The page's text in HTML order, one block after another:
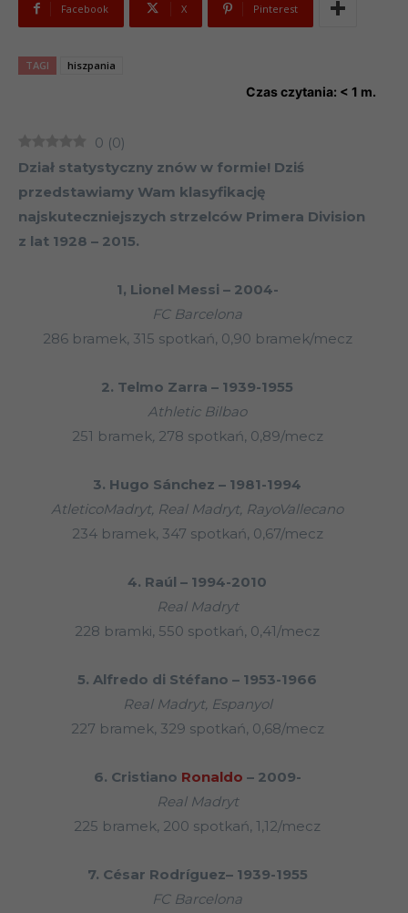
Facebook X Pinterest
TAGI hiszpania
Czas czytania: < 1 m.
0 (0)
Dział statystyczny znów w formie! Dziś
przedstawiamy Wam klasyfikację
najskuteczniejszych strzelców Primera Division
z lat 1928 – 2015.
1, Lionel Messi – 2004-
FC Barcelona
286 bramek, 315 spotkań, 0,90 bramek/mecz
2. Telmo Zarra – 1939-1955
Athletic Bilbao
251 bramek 278 spotkań, 0,89/mecz
3. Hugo Sánchez – 1981-1994
AtleticoMadryt, Real Madryt, RayoVallecano
234 bramek, 347 spotkań, 0,67/mecz
4. Raúl – 1994-2010
Real Madryt
228 bramki, 550 spotkań, 0,41/mecz
5. Alfredo di Stéfano – 1953-1966
Real Madryt, Espanyol
227 bramek, 329 spotkań, 0,68/mecz
6. Cristiano Ronaldo – 2009-
Real Madryt
225 bramek, 200 spotkań, 1,12/mecz
7. César Rodríguez– 1939-1955
FC Barcelona